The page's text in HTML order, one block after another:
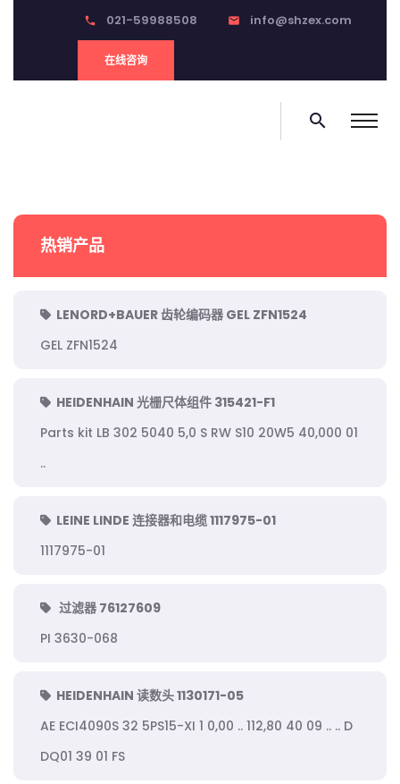
phone 021-59988508 email info@shzex.com
在线咨询
search
热销产品
LENORD+BAUER 齿轮编码器 GEL ZFN1524
GEL ZFN1524
HEIDENHAIN 光栅尺体组件 315421-F1
Parts kit LB 302 5040 5,0 S RW S10 20W5 40,000 01
..
LEINE LINDE 连接器和电缆 1117975-01
1117975-01
过滤器 76127609
PI 3630-068
HEIDENHAIN 读数头 1130171-05
AE ECI4090S 32 5PS15-XI 1 0,00 .. 112,80 40 09 .. .. D
DQ01 39 01 FS